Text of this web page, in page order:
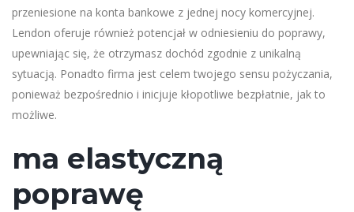
przeniesione na konta bankowe z jednej nocy komercyjnej.
Lendon oferuje również potencjał w odniesieniu do poprawy,
upewniając się, że otrzymasz dochód zgodnie z unikalną
sytuacją. Ponadto firma jest celem twojego sensu pożyczania,
ponieważ bezpośrednio i inicjuje kłopotliwe bezpłatnie, jak to
możliwe.
ma elastyczną
poprawę